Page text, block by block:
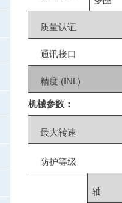
质量认证
通讯接口
精度 (INL)
机械参数：
最大转速
防护等级
轴